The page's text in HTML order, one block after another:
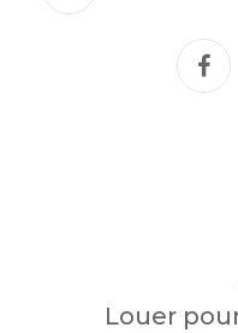
Louer